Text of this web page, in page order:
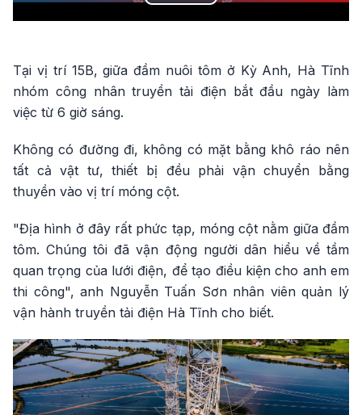
Tại vị trí 15B, giữa đầm nuôi tôm ở Kỳ Anh, Hà Tĩnh
nhóm công nhân truyền tải điện bắt đầu ngày làm
việc từ 6 giờ sáng.
Không có đường đi, không có mặt bằng khô ráo nên
tất cả vật tư, thiết bị đều phải vận chuyển bằng
thuyền vào vị trí móng cột.
"Địa hình ở đây rất phức tạp, móng cột nằm giữa đầm
tôm. Chúng tôi đã vận động người dân hiểu về tầm
quan trọng của lưới điện, để tạo điều kiện cho anh em
thi công", anh Nguyễn Tuấn Sơn nhân viên quản lý
vận hành truyền tải điện Hà Tĩnh cho biết.